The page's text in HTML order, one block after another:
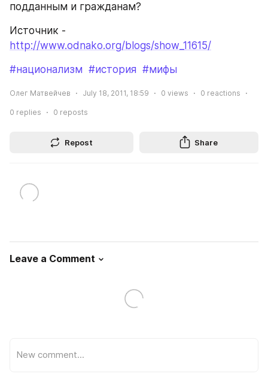
подданным и гражданам?
http://www.odnako.org/blogs/show_11615/
#национализм #история #мифы
Олег Матвейчев July 18, 2011, 18:59 0 views 0 reactions
0 replies 0 reposts
Repost Share
Leave a Comment